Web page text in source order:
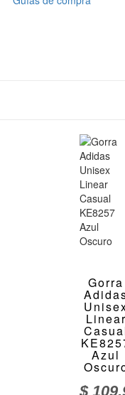
Gorra
Linear
Azul
$